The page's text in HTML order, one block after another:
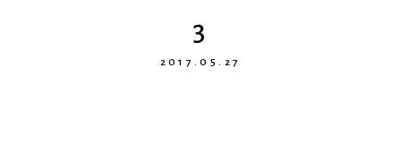
3
2017.05.27